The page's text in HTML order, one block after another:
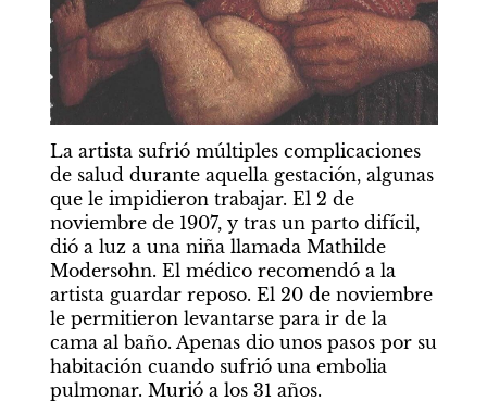
La artista sufrió múltiples complicaciones
de salud durante aquella gestación, algunas
que le impidieron trabajar. El 2 de
noviembre de 1907, y tras un parto difícil,
dió a luz a una niña llamada Mathilde
Modersohn. El médico recomendó a la
artista guardar reposo. El 20 de noviembre
le permitieron levantarse para ir de la
cama al baño. Apenas dio unos pasos por su
habitación cuando sufrió una embolia
pulmonar. Murió a los 31 años.